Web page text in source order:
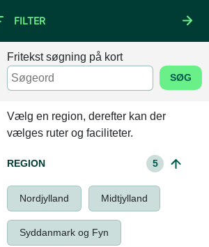
+
FILTER
Fritekst søgning på kort
SØG
Vælg en region, derefter kan der
vælges ruter og faciliteter.
REGION 5
Nordjylland Midtjylland
Syddanmark og Fyn